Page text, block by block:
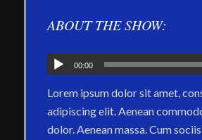
ABOUT THE SHOW:
00:00
Lorem ipsum dolor sit amet,
adipiscing elit. Aenean
dolor. Aenean massa. Cum